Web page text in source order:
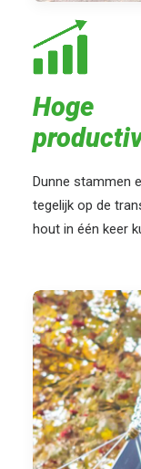
Hoge
Dunne stammen
tegelijk op de
hout in één keer